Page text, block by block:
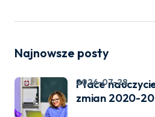
Najnowsze posty
Płace
zmian 2020-
2026-07-28